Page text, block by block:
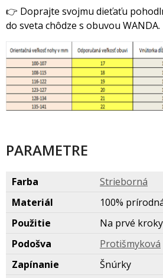
👉 Doprajte svojmu dieťaťu
do sveta chôdze s obuvou WANDA.
PARAMETRE
Farba
Strieborn
Materiál
100%
Použitie
Na prvé kroky
Podošva
Protišmykov
Zapínanie
núrky